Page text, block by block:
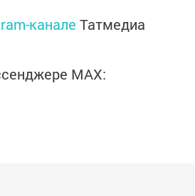
канале Татмедиа
MАХ: